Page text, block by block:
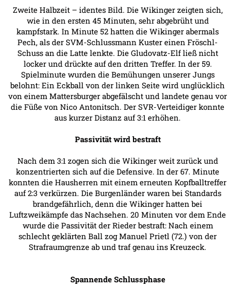
Zweite Halbzeit – identes Bild. Die Wikinger zeigten sich,
wie in den ersten 45 Minuten, sehr abgebrüht und
kampfstark. In Minute 52 hatten die Wikinger abermals
Pech, als der SVM-Schlussmann Kuster einen Fröschl-
Schuss an die Latte lenkte. Die Gludovatz-Elf ließ nicht
locker und drückte auf den dritten Treffer. In der 59.
Spielminute wurden die Bemühungen unserer Jungs
belohnt: Ein Eckball von der linken Seite wird unglücklich
von einem Mattersburger abgefälscht und landete genau vor
die Füße von Nico Antonitsch. Der SVR-Verteidiger konnte
aus kurzer Distanz auf 3:1 erhöhen.
Passivität wird bestraft
Nach dem 3:1 zogen sich die Wikinger weit zurück und
konzentrierten sich auf die Defensive. In der 67. Minute
konnten die Hausherren mit einem erneuten Kopfballtreffer
auf 2:3 verkürzen. Die Burgenländer waren bei Standards
brandgefährlich, denn die Wikinger hatten bei
Luftzweikämpfe das Nachsehen. 20 Minuten vor dem Ende
wurde die Passivität der Rieder bestraft: Nach einem
schlecht geklärten Ball zog Manuel Prietl (72.) von der
Strafraumgrenze ab und traf genau ins Kreuzeck.
Spannende Schlussphase